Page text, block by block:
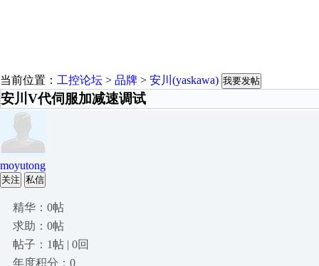
当前位置： 工控论坛 > 品牌 > 安川(yaskawa) 我要发帖
安川V代伺服加减速调试
moyutong
关注 私信
精华：0帖
求助：0帖
帖子：1帖 | 0回
年度积分：0